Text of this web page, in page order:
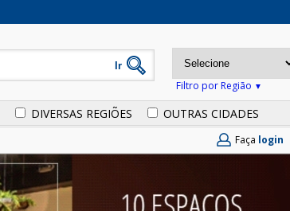
Filtro por Região
DIVERSAS REGIÕES OUTRAS CIDADES
Faça login